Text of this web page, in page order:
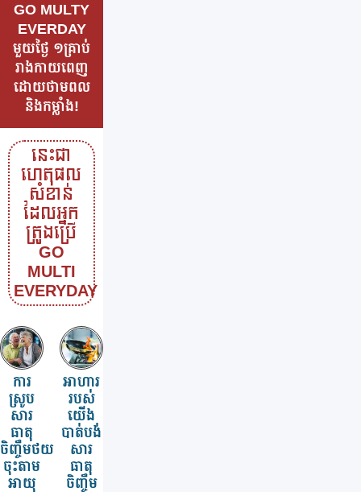
GO MULTY
EVERDAY
មួយថ្ងៃ ១គ្រាប់
រាងកាយពេញ
ដោយថាមពល
និងកម្លាំង!
នេះជា
ហេតុផល
សំខាន់
ដែលអ្នក
ត្រូងប្រើ
GO
MULTI
EVERYDAY
ការ
ស្រូប
សារ
ធាតុ
ចិញ្ចឹមថយ
ចុះតាម
អាយុ
អាហារ
របស់
យើង
បាត់បង់
សារ
ធាតុ
ចិញ្ចឹម